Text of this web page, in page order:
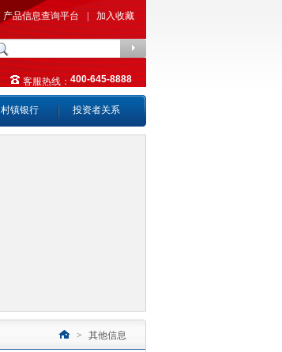
产品信息查询平台 加入收藏
客服热线：400-645-8888
村镇银行 投资者关系
> 其他信息